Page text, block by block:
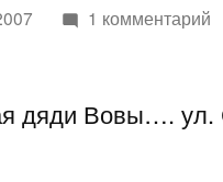
1 комментарийк
дяди Вовы…. ул.